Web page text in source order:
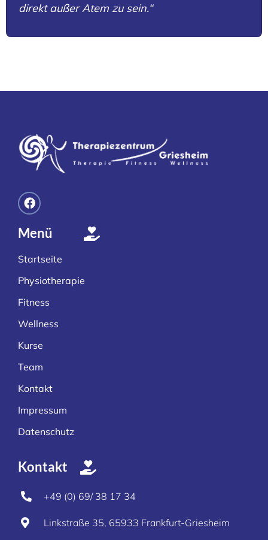
direkt außer Atem zu sein.“
Menü
Startseite
Physiotherapie
Fitness
Wellness
Kurse
Team
Kontakt
Impressum
Datenschutz
Kontakt
+49 (0) 69/ 38 17 34
Linkstraße 35, 65933 Frankfurt-Griesheim